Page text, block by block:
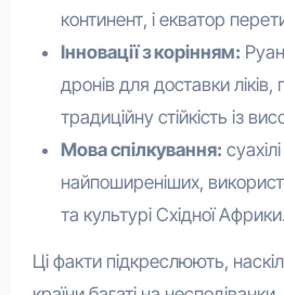
континент, і екватор
Інновації з корінням:
дронів для доставки
традиційну стійкість із
Мова спілкування:
найпоширеніших,
та культурі Східної Африки.
Ці факти підкреслюють,